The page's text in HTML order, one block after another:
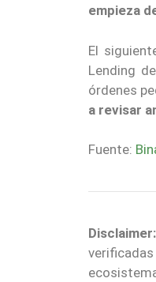
empieza
El
Lending
órdenes
a revisar
Fuente:
Disclaimer: